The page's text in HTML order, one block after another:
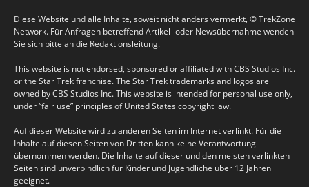
Diese Website und alle Inhalte, soweit nicht anders vermerkt, © TrekZone
Network. Für Anfragen betreffend Artikel- oder Newsübernahme wenden
Sie sich bitte an die Redaktionsleitung.
This website is not endorsed, sponsored or affiliated with CBS Studios Inc.
or the Star Trek franchise. The Star Trek trademarks and logos are
owned by CBS Studios Inc. This website is intended for personal use only,
under “fair use” principles of United States copyright law.
Auf dieser Website wird zu anderen Seiten im Internet verlinkt. Für die
Inhalte auf diesen Seiten von Dritten kann keine Verantwortung
übernommen werden. Die Inhalte auf dieser und den meisten verlinkten
Seiten sind unverbindlich für Kinder und Jugendliche über 12 Jahren
geeignet.